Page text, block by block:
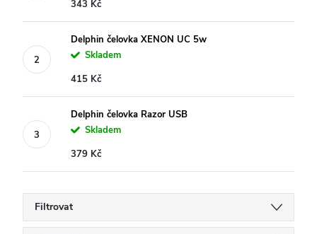
343 Kč
Delphin čelovka XENON UC 5w
Skladem
415 Kč
Delphin čelovka Razor USB
Skladem
379 Kč
Filtrovat